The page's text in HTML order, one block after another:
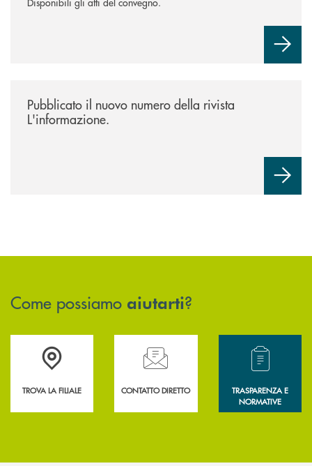
Pubblicato il nuovo numero della rivista
L'informazione.
Come possiamo aiutarti?
Accedi all' elenco completo delle filiali .
TROVA LA FILIALE
Hai bisogno di assistenza immediata?
CONTATTO DIRETTO
Hai bisogno di
TRASPARENZA E
NORMATIVE